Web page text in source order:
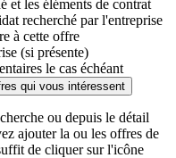
et les éléments de contrat
recherché par l'entreprise
à cette offre
(si présente)
le cas échéant
qui vous intéressent
ou depuis le détail
ajouter la ou les offres de
de cliquer sur l'icône